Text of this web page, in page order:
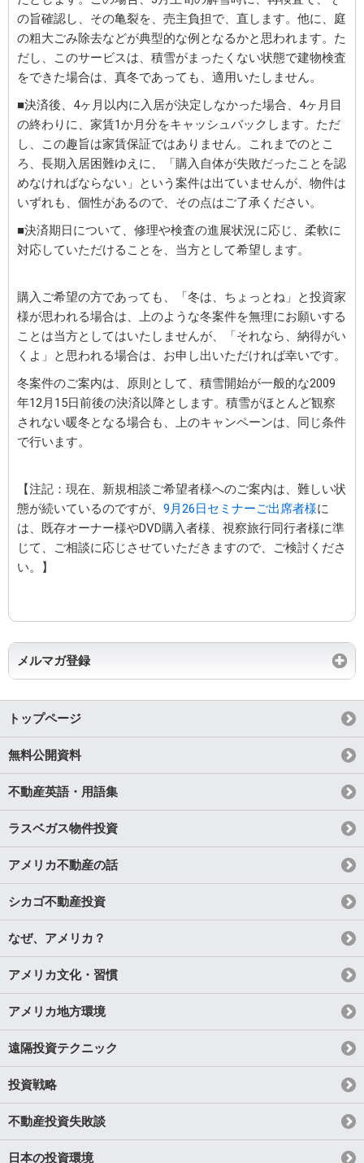
の旨確認し、その亀裂を、売主負担で、直します。他に、庭
の粗大ごみ除去などが典型的な例となるかと思われます。た
だし、このサービスは、積雪がまったくない状態で建物検査
をできた場合は、真冬であっても、適用いたしません。
■決済後、4ヶ月以内に入居が決定しなかった場合、4ヶ月目
の終わりに、家賃1か月分をキャッシュバックします。ただ
し、この趣旨は家賃保証ではありません。これまでのとこ
ろ、長期入居困難ゆえに、「購入自体が失敗だったことを認
めなければならない」という案件は出ていませんが、物件は
いずれも、個性があるので、その点はご了承ください。
■決済期日について、修理や検査の進展状況に応じ、柔軟に
対応していただけることを、当方として希望します。
購入ご希望の方であっても、「冬は、ちょっとね」と投資家
様が思われる場合は、上のような冬案件を無理にお願いする
ことは当方としてはいたしませんが、「それなら、納得がい
くよ」と思われる場合は、お申し出いただければ幸いです。
冬案件のご案内は、原則として、積雪開始が一般的な2009
年12月15日前後の決済以降とします。積雪がほとんど観察
されない暖冬となる場合も、上のキャンペーンは、同じ条件
で行います。
【注記：現在、新規相談ご希望者様へのご案内は、難しい状
態が続いているのですが、 9月26日セミナーご出席者様に
は、既存オーナー様やDVD購入者様、視察旅行同行者様に準
じて、ご相談に応じさせていただきますので、ご検討くださ
い。】
メルマガ登録
トップページ
無料公開資料
不動産英語・用語集
ラスベガス物件投資
アメリカ不動産の話
シカゴ不動産投資
なぜ、アメリカ？
アメリカ文化・習慣
アメリカ地方環境
遠隔投資テクニック
投資戦略
不動産投資失敗談
日本の投資環境